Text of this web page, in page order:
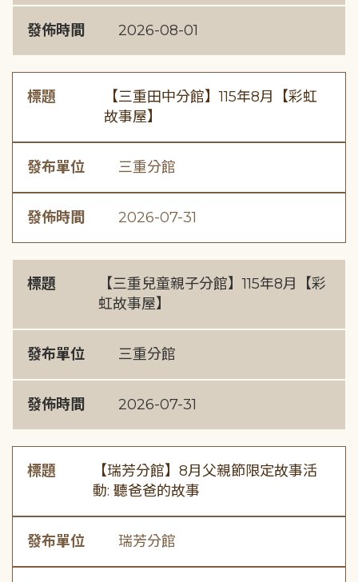
發佈時間 2026-08-01
標題
【三重田中分館】115年8月【彩虹
故事屋】
發布單位 三重分館
發佈時間 2026-07-31
標題
【三重兒童親子分館】115年8月【彩
虹故事屋】
發布單位 三重分館
發佈時間 2026-07-31
標題
【瑞芳分館】8月父親節限定故事活
動: 聽爸爸的故事
發布單位 瑞芳分館